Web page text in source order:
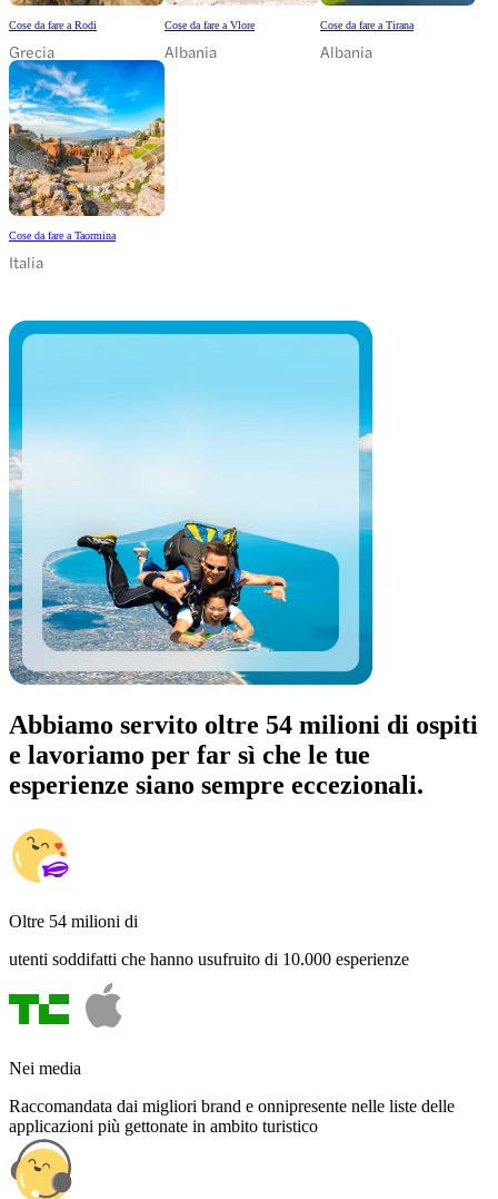
Cose da fare a Rodi
Grecia
Cose da fare a Vlore
Albania
Cose da fare a Tirana
Albania
Cose da fare a Taormina
Italia
Abbiamo servito oltre 54 milioni di ospiti
e lavoriamo per far sì che le tue
esperienze siano sempre eccezionali.
Oltre 54 milioni di
utenti soddifatti che hanno usufruito di 10.000 esperienze
Nei media
Raccomandata dai migliori brand e onnipresente nelle liste delle
applicazioni più gettonate in ambito turistico